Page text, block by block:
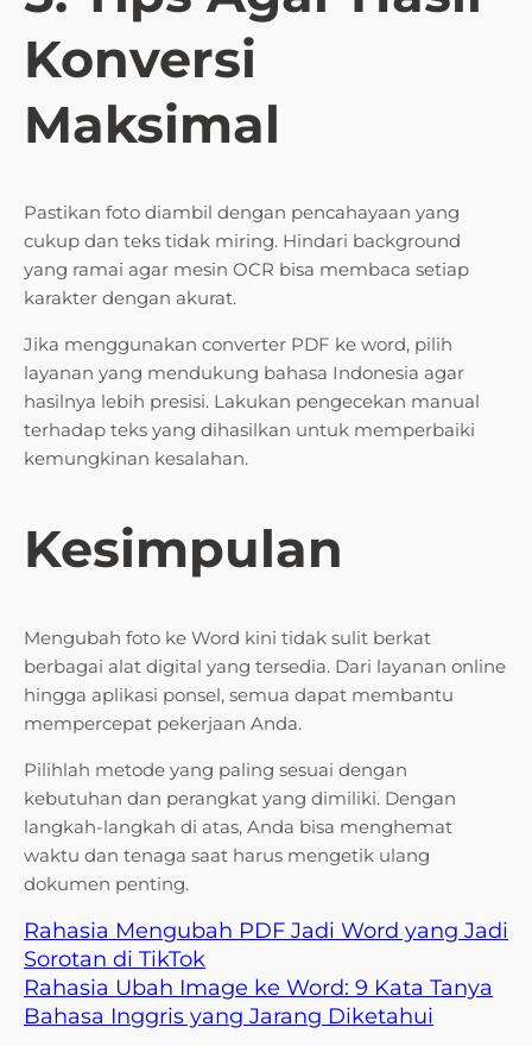
Konversi
Maksimal
Pastikan foto diambil dengan pencahayaan yang
cukup dan teks tidak miring. Hindari background
yang ramai agar mesin OCR bisa membaca setiap
karakter dengan akurat.
Jika menggunakan converter PDF ke word, pilih
layanan yang mendukung bahasa Indonesia agar
hasilnya lebih presisi. Lakukan pengecekan manual
terhadap teks yang dihasilkan untuk memperbaiki
kemungkinan kesalahan.
Kesimpulan
Mengubah foto ke Word kini tidak sulit berkat
berbagai alat digital yang tersedia. Dari layanan online
hingga aplikasi ponsel, semua dapat membantu
mempercepat pekerjaan Anda.
Pilihlah metode yang paling sesuai dengan
kebutuhan dan perangkat yang dimiliki. Dengan
langkah-langkah di atas, Anda bisa menghemat
waktu dan tenaga saat harus mengetik ulang
dokumen penting.
Rahasia Mengubah PDF Jadi Word yang Jadi
Sorotan di TikTok
Rahasia Ubah Image ke Word: 9 Kata Tanya
Bahasa Inggris yang Jarang Diketahui